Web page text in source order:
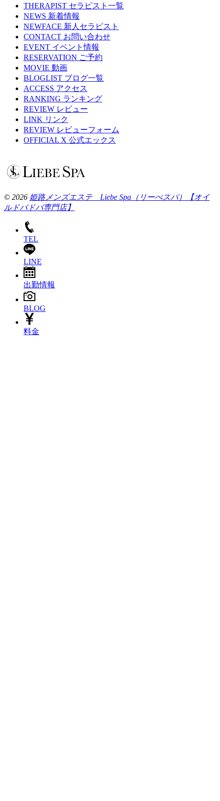
THERAPIST セラピスト一覧
NEWS 新着情報
NEWFACE 新人セラピスト
CONTACT お問い合わせ
EVENT イベント情報
RESERVATION ご予約
MOVIE 動画
BLOGLIST ブログ一覧
ACCESS アクセス
RANKING ランキング
REVIEW レビュー
LINK リンク
REVIEW レビューフォーム
OFFICIAL X 公式エックス
© 2026 姫路メンズエステ Liebe Spa（リーべスパ）【オイ
ルドバドバ専門店】
TEL
LINE
出勤情報
BLOG
料金